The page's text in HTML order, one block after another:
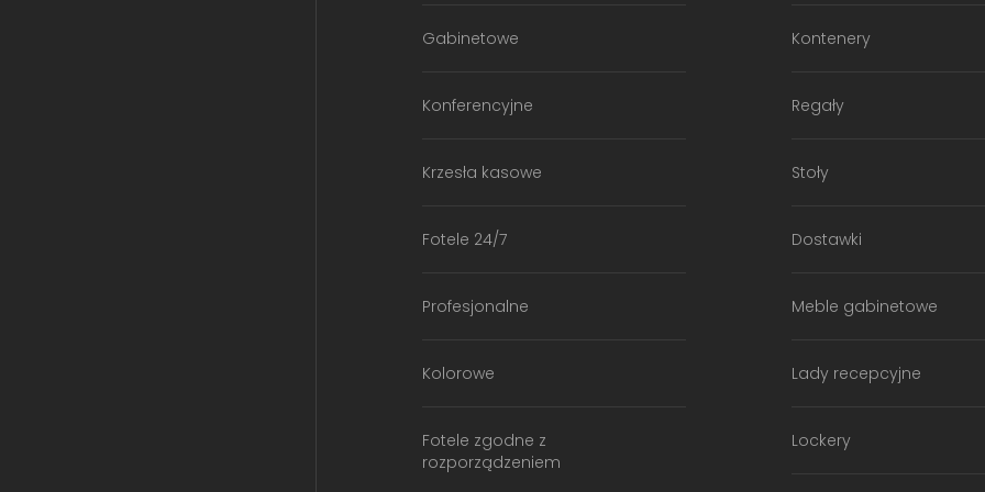
Gabinetowe
Konferencyjne
Krzesła kasowe
Fotele 24/7
Profesjonalne
Kolorowe
Fotele zgodne z
rozporządzeniem
Kontenery
Regały
Stoły
Dostawki
Meble gabinetowe
Lady recepcyjne
Lockery